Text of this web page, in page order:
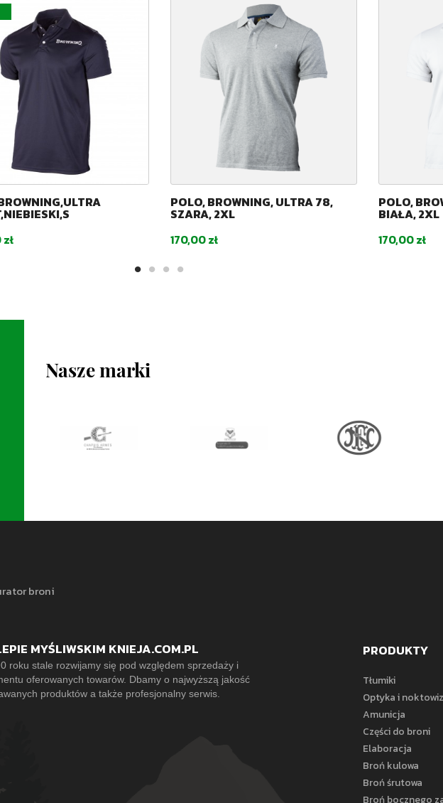
POLO, BROWNING, ULTRA 78,
SZARA, 2XL
Cena
170,00 zł
POLO,
BIAŁA, 2XL
Cena
170,00 zł
Nasze marki
broni
MYŚLIWSKIM KNIEJA.COM.PL
roku stale rozwijamy się pod względem sprzedaży i
oferowanych towarów. Dbamy o najwyższą jakość
produktów a także profesjonalny serwis.
PRODUKTY
Tłumiki
Optyka i
Amunicja
Części do broni
Elaboracja
Broń kulowa
Broń śrutowa
Broń bocznego